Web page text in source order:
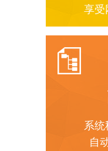
享受
系
自